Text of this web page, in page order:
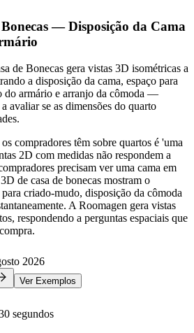
— Disposição da Cama
de Bonecas gera vistas 3D isométricas a
a disposição da cama, espaço para
do armário e arranjo da cômoda —
avaliar se as dimensões do quarto
compradores têm sobre quartos é 'uma
2D com medidas não respondem a
precisam ver uma cama em
de casa de bonecas mostram o
criado-mudo, disposição da cômoda
A Roomagen gera vistas
respondendo a perguntas espaciais que
2026
Ver Exemplos
segundos